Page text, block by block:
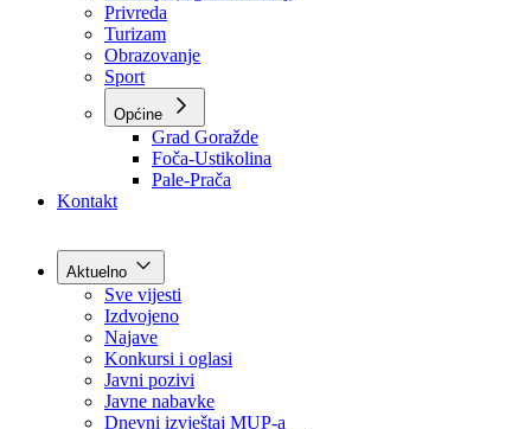
O kantonu
Simboli kantona (Grb, zastava)
Historija (digitalni muzej)
Privreda
Turizam
Obrazovanje
Sport
Općine
Kontakt
Aktuelno
Sve vijesti
Izdvojeno
Najave
Konkursi i oglasi